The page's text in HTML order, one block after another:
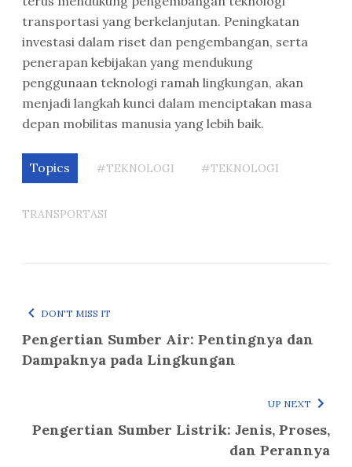
transportasi yang berkelanjutan. Peningkatan
investasi dalam riset dan pengembangan, serta
penerapan kebijakan yang mendukung
penggunaan teknologi ramah lingkungan, akan
menjadi langkah kunci dalam menciptakan masa
depan mobilitas manusia yang lebih baik.
Topics #TEKNOLOGI #TEKNOLOGI
TRANSPORTASI
DON'T MISS IT
Pengertian Sumber Air: Pentingnya dan
Dampaknya pada Lingkungan
UP NEXT
Pengertian Sumber Listrik: Jenis, Proses,
dan Perannya